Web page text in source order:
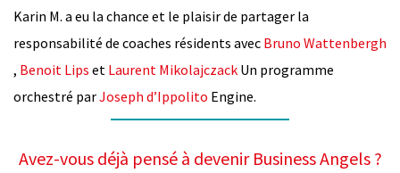
Karin M. a eu la chance et le plaisir de partager la
responsabilité de coaches résidents avec Bruno Wattenbergh
, Benoit Lips et Laurent Mikolajczack Un programme
orchestré parJoseph d’Ippolito Engine.
Avez-vous déjà pensé à devenir Business Angels ?